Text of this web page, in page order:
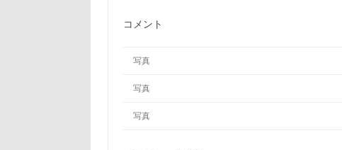
コメント
写真
写真
写真